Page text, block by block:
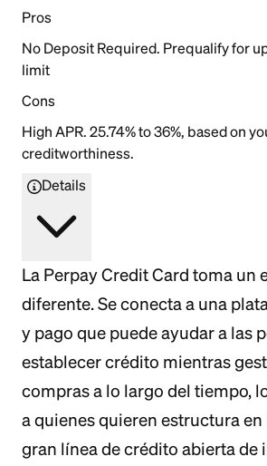
Pros
No Deposit Required. Prequalify for
limit
Cons
High APR. 25.74% to 36%, based on
creditworthiness.
Details
La Perpay Credit Card toma un
diferente. Se conecta a una
y pago que puede ayudar a las
establecer crédito mientras
compras a lo largo del tiempo,
a quienes quieren estructura en
gran línea de crédito abierta de